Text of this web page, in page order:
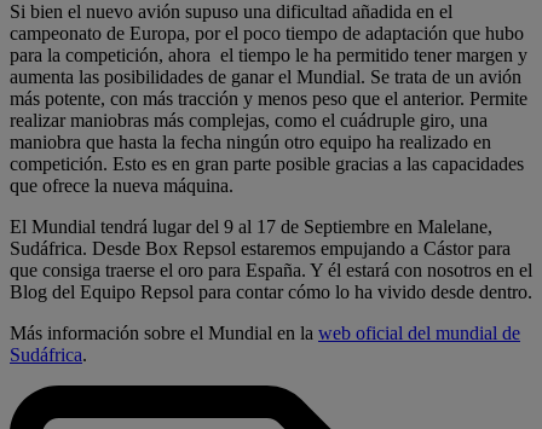
Si bien el nuevo avión supuso una dificultad añadida en el
campeonato de Europa, por el poco tiempo de adaptación que hubo
para la competición, ahora el tiempo le ha permitido tener margen y
aumenta las posibilidades de ganar el Mundial. Se trata de un avión
más potente, con más tracción y menos peso que el anterior. Permite
realizar maniobras más complejas, como el cuádruple giro, una
maniobra que hasta la fecha ningún otro equipo ha realizado en
competición. Esto es en gran parte posible gracias a las capacidades
que ofrece la nueva máquina.
El Mundial tendrá lugar del 9 al 17 de Septiembre en Malelane,
Sudáfrica. Desde Box Repsol estaremos empujando a Cástor para
que consiga traerse el oro para España. Y él estará con nosotros en el
Blog del Equipo Repsol para contar cómo lo ha vivido desde dentro.
Más información sobre el Mundial en la web oficial del mundial de
Sudáfrica.